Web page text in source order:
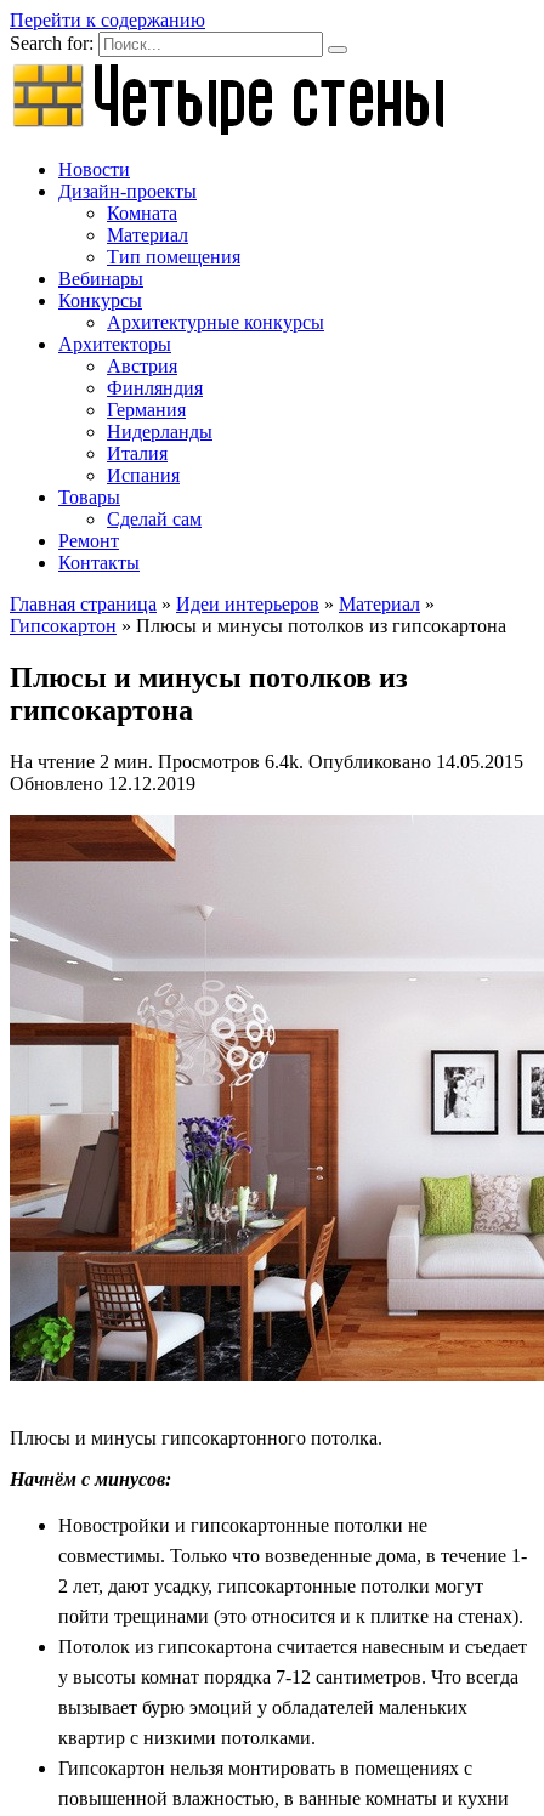
Перейти к содержанию
Search for:
Новости
Дизайн-проекты
Комната
Материал
Тип помещения
Вебинары
Конкурсы
Архитектурные конкурсы
Архитекторы
Австрия
Финляндия
Германия
Нидерланды
Италия
Испания
Товары
Сделай сам
Ремонт
Контакты
Главная страница » Идеи интерьеров » Материал »
Гипсокартон » Плюсы и минусы потолков из гипсокартона
Плюсы и минусы потолков из
гипсокартона
На чтение 2 мин. Просмотров 6.4k. Опубликовано 14.05.2015
Обновлено 12.12.2019
Плюсы и минусы гипсокартонного потолка.
Начнём с минусов:
Новостройки и гипсокартонные потолки не
совместимы. Только что возведенные дома, в течение 1-
2 лет, дают усадку, гипсокартонные потолки могут
пойти трещинами (это относится и к плитке на стенах).
Потолок из гипсокартона считается навесным и съедает
у высоты комнат порядка 7-12 сантиметров. Что всегда
вызывает бурю эмоций у обладателей маленьких
квартир с низкими потолками.
Гипсокартон нельзя монтировать в помещениях с
повышенной влажностью, в ванные комнаты и кухни